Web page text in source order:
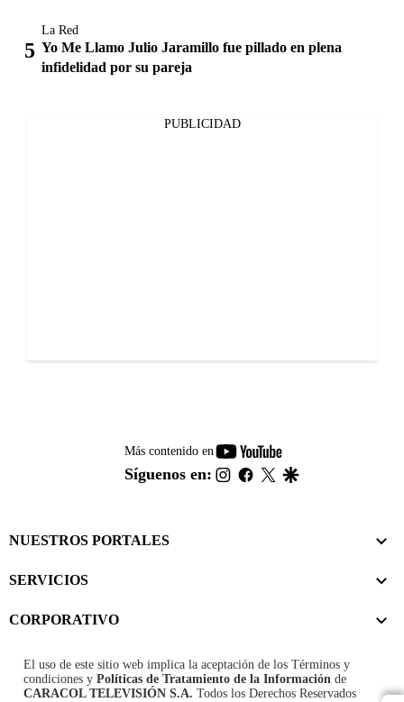
La Red
Yo Me Llamo Julio Jaramillo fue pillado en plena
infidelidad por su pareja
PUBLICIDAD
Más contenido en
youtube-
footer
Síguenos en: instagram
facebook
twitter
NUESTROS PORTALES
SERVICIOS
CORPORATIVO
El uso de este sitio web implica la aceptación de los Términos y
condiciones y Políticas de Tratamiento de la Información de
CARACOL TELEVISIÓN S.A. Todos los Derechos Reservados